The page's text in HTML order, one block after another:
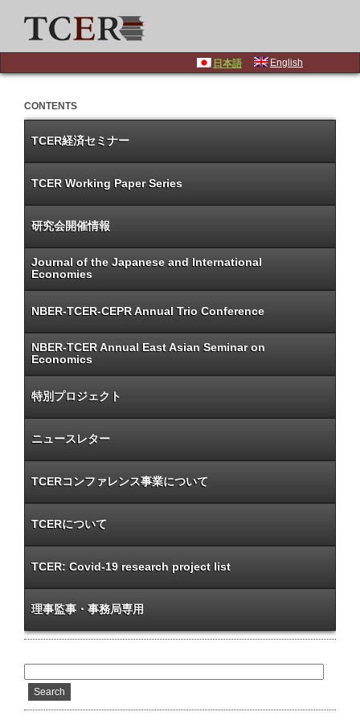
日本語 English
CONTENTS
TCER経済セミナー
TCER Working Paper Series
研究会開催情報
Journal of the Japanese and International
Economies
NBER-TCER-CEPR Annual Trio Conference
NBER-TCER Annual East Asian Seminar on
Economics
特別プロジェクト
ニュースレター
TCERコンファレンス事業について
TCERについて
TCER: Covid-19 research project list
理事監事・事務局専用